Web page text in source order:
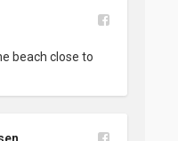
beach close to